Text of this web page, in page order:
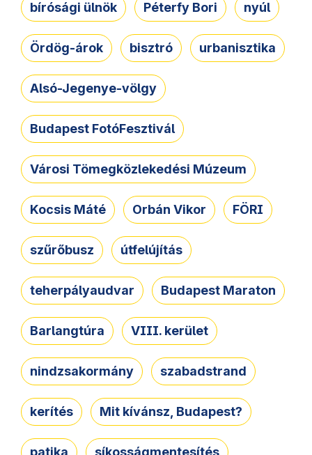
bírósági ülnök Péterfy Bori nyúl
Ördög-árok bisztró urbanisztika
Alsó-Jegenye-völgy
Budapest FotóFesztivál
Városi Tömegközlekedési Múzeum
Kocsis Máté Orbán Vikor FÖRI
szűrőbusz útfelújítás
teherpályaudvar Budapest Maraton
Barlangtúra VIII. kerület
nindzsakormány szabadstrand
kerítés Mit kívánsz, Budapest?
patika síkosságmentesítés